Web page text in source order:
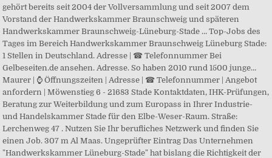
gehört bereits seit 2004 der Vollversammlung und seit 2007 dem
Vorstand der Handwerkskammer Braunschweig und späteren
Handwerkskammer Braunschweig-Lüneburg-Stade … Top-Jobs des
Tages im Bereich Handwerkskammer Braunschweig Lüneburg Stade:
1 Stellen in Deutschland. Adresse | ☎ Telefonnummer Bei
Gelbeseiten.de ansehen. Adresse. So haben 2010 rund 1500 junge…
Maurer | ⌚ Öffnungszeiten | Adresse | ☎ Telefonnummer | Angebot
anfordern | Möwenstieg 6 - 21683 Stade Kontaktdaten, IHK-Prüfungen,
Beratung zur Weiterbildung und zum Europass in Ihrer Industrie-
und Handelskammer Stade für den Elbe-Weser-Raum. Straße:
Lerchenweg 47 . Nutzen Sie Ihr berufliches Netzwerk und finden Sie
einen Job. 307 m Al Maas. Ungeprüfter Eintrag Das Unternehmen
"Handwerkskammer Lüneburg-Stade" hat bislang die Richtigkeit der